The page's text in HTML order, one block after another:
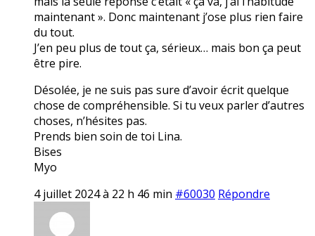
maintenant ». Donc maintenant j’ose plus rien faire
du tout.
J’en peu plus de tout ça, sérieux… mais bon ça peut
être pire.
Désolée, je ne suis pas sure d’avoir écrit quelque
chose de compréhensible. Si tu veux parler d’autres
choses, n’hésites pas.
Prends bien soin de toi Lina.
Bises
Myo
4 juillet 2024 à 22 h 46 min #60030 Répondre